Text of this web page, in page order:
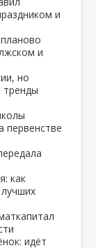
и
и
но
тренды
первенстве
как
идёт